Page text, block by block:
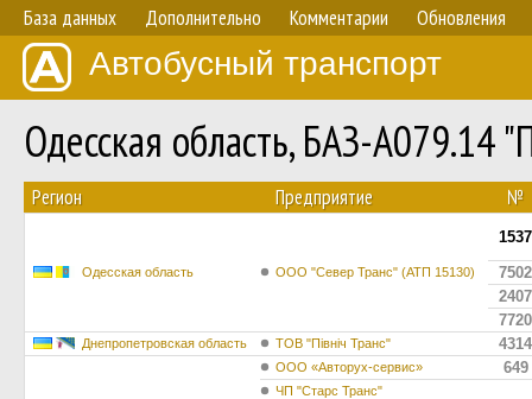
База данных Дополнительно Комментарии Обновления
Автобусный транспорт
Одесская область, БАЗ-
Регион Предприятие №
Одесская область ООО "Север Транс" (АТП 15130)
1537
7502
2407
7720
Днепропетровская область ТОВ "Північ Транс" 4314
ООО «Авторух-сервис» 649
ЧП "Старс Транс"